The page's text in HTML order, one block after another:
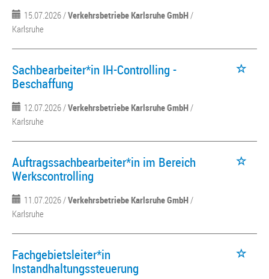
15.07.2026 /Verkehrsbetriebe Karlsruhe GmbH/
Karlsruhe
Sachbearbeiter*in IH-Controlling -
Beschaffung
12.07.2026 /Verkehrsbetriebe Karlsruhe GmbH/
Karlsruhe
Auftragssachbearbeiter*in im Bereich
Werkscontrolling
11.07.2026 /Verkehrsbetriebe Karlsruhe GmbH/
Karlsruhe
Fachgebietsleiter*in
Instandhaltungssteuerung